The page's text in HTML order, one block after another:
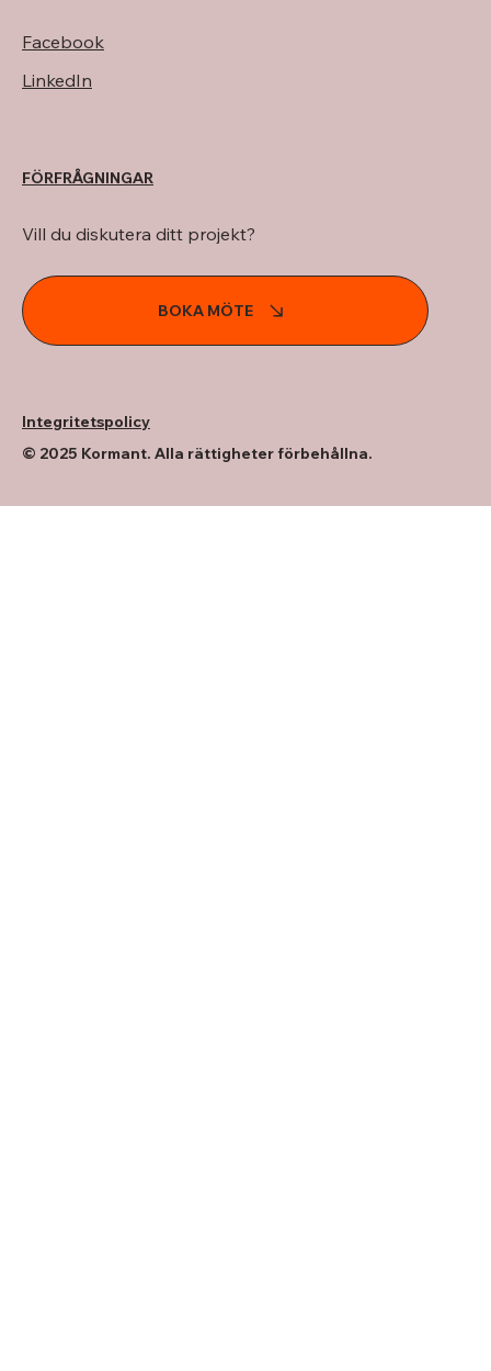
Facebook
LinkedIn
FÖRFRÅGNINGAR
Vill du diskutera ditt projekt?
BOKA MÖTE
Integritetspolicy
© 2025 Kormant. Alla rättigheter förbehållna.